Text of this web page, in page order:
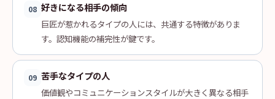
08 好きになる相手の傾向
巨匠が惹かれるタイプの人には、共通する特徴がありま
す。認知機能の補完性が鍵です。
09 苦手なタイプの人
価値観やコミュニケーションスタイルが大きく異なる相手